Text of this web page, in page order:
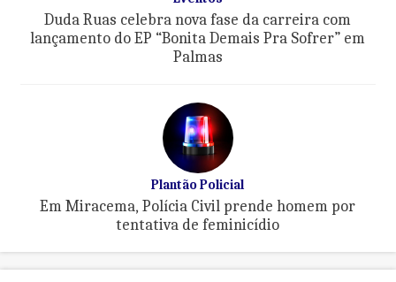
Duda Ruas celebra nova fase da carreira com
lançamento do EP “Bonita Demais Pra Sofrer” em
Palmas
Plantão Policial
Em Miracema, Polícia Civil prende homem por
tentativa de feminicídio